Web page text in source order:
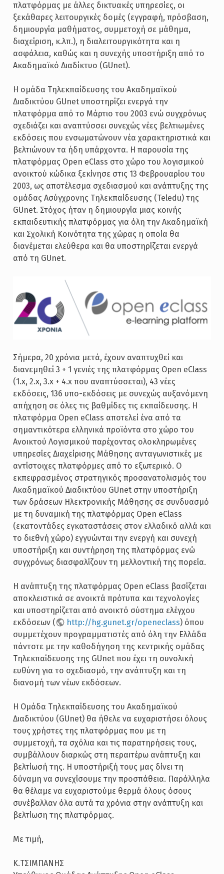
πλατφόρμας με άλλες δικτυακές υπηρεσίες, οι
ξεκάθαρες λειτουργικές δομές (εγγραφή, πρόσβαση,
δημιουργία μαθήματος, συμμετοχή σε μάθημα,
διαχείριση, κ.λπ.), η διαλειτουργικότητα και η
ασφάλεια, καθώς και η συνεχής υποστήριξη από το
Ακαδημαϊκό Διαδίκτυο (GUnet).
Η ομάδα Τηλεκπαίδευσης του Ακαδημαϊκού
Διαδικτύου GUnet υποστηρίζει ενεργά την
πλατφόρμα από το Μάρτιο του 2003 ενώ συγχρόνως
σχεδιάζει και αναπτύσσει συνεχώς νέες βελτιωμένες
εκδόσεις που ενσωματώνουν νέα χαρακτηριστικά και
βελτιώνουν τα ήδη υπάρχοντα. Η παρουσία της
πλατφόρμας Open eClass στο χώρο του λογισμικού
ανοικτού κώδικα ξεκίνησε στις 13 Φεβρουαρίου του
2003, ως αποτέλεσμα σχεδιασμού και ανάπτυξης της
ομάδας Ασύγχρονης Τηλεκπαίδευσης (Teledu) της
GUnet. Στόχος ήταν η δημιουργία μιας κοινής
εκπαιδευτικής πλατφόρμας για όλη την Ακαδημαϊκή
και Σχολική Κοινότητα της χώρας η οποία θα
διανέμεται ελεύθερα και θα υποστηρίζεται ενεργά
από τη GUnet.
Σήμερα, 20 χρόνια μετά, έχουν αναπτυχθεί και
διανεμηθεί 3 + 1 γενιές της πλατφόρμας Open eClass
(1.x, 2.x, 3.x + 4.x που αναπτύσσεται), 43 νέες
εκδόσεις, 136 υπο-εκδόσεις με συνεχώς αυξανόμενη
απήχηση σε όλες τις βαθμίδες τις εκπαίδευσης. Η
πλατφόρμα Open eClass αποτελεί ένα από τα
σημαντικότερα ελληνικά προϊόντα στο χώρο του
Ανοικτού Λογισμικού παρέχοντας ολοκληρωμένες
υπηρεσίες Διαχείρισης Μάθησης ανταγωνιστικές με
αντίστοιχες πλατφόρμες από το εξωτερικό. Ο
εκπεφρασμένος στρατηγικός προσανατολισμός του
Ακαδημαϊκού Διαδικτύου GUnet στην υποστήριξη
των δράσεων Ηλεκτρονικής Μάθησης σε συνδυασμό
με τη δυναμική της πλατφόρμας Open eClass
(εκατοντάδες εγκαταστάσεις στον ελλαδικό αλλά και
το διεθνή χώρο) εγγυώνται την ενεργή και συνεχή
υποστήριξη και συντήρηση της πλατφόρμας ενώ
συγχρόνως διασφαλίζουν τη μελλοντική της πορεία.
Η ανάπτυξη της πλατφόρμας Open eClass βασίζεται
αποκλειστικά σε ανοικτά πρότυπα και τεχνολογίες
και υποστηρίζεται από ανοικτό σύστημα ελέγχου
εκδόσεων (
http://hg.gunet.gr/openeclass) όπου
συμμετέχουν προγραμματιστές από όλη την Ελλάδα
πάντοτε με την καθοδήγηση της κεντρικής ομάδας
Τηλεκπαίδευσης της GUnet που έχει τη συνολική
ευθύνη για το σχεδιασμό, την ανάπτυξη και τη
διανομή των νέων εκδόσεων.
Η Ομάδα Τηλεκπαίδευσης του Ακαδημαϊκού
Διαδικτύου (GUnet) θα ήθελε να ευχαριστήσει όλους
τους χρήστες της πλατφόρμας που με τη
συμμετοχή, τα σχόλια και τις παρατηρήσεις τους,
συμβάλλουν διαρκώς στη περαιτέρω ανάπτυξη και
βελτίωσή της. Η υποστήριξή τους μας δίνει τη
δύναμη να συνεχίσουμε την προσπάθεια. Παράλληλα
θα θέλαμε να ευχαριστούμε θερμά όλους όσους
συνέβαλλαν όλα αυτά τα χρόνια στην ανάπτυξη και
βελτίωση της πλατφόρμας.
Με τιμή,
Κ.ΤΣΙΜΠΑΝΗΣ